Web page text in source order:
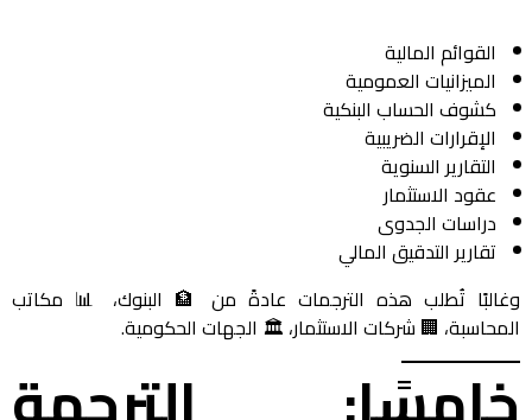
القوائم المالية
الميزانيات العمومية
كشوف الحساب البنكية
الإقرارات الضريبية
التقارير السنوية
عقود الاستثمار
دراسات الجدوى
تقارير التدقيق المالي
وغالبًا تُطلب هذه الترجمات عادةً من 🏦 البنوك، 📊 مكاتب
المحاسبة، 🏢 شركات الاستثمار، 🏛️ الجهات الحكومية.